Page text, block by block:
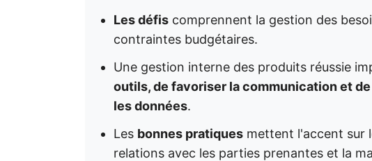
Les défis comprennent la gestion des
contraintes budgétaires.
Une gestion interne des produits réussie
outils, de favoriser la communication et
les données.
Les bonnes pratiques mettent l'accent sur
relations avec les parties prenantes et la